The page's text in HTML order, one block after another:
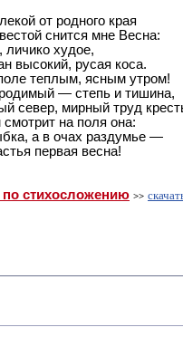
от родного края
снится мне Весна:
худое,
высокий, русая коса.
теплым, ясным утром!
— степь и тишина,
север, мирный труд
на поля она:
а в очах раздумье —
первая весна!
стихосложению >>